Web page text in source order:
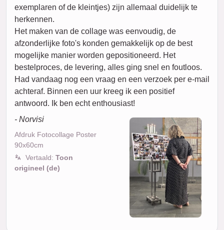
exemplaren of de kleintjes) zijn allemaal duidelijk te
herkennen.
Het maken van de collage was eenvoudig, de
afzonderlijke foto's konden gemakkelijk op de best
mogelijke manier worden gepositioneerd. Het
bestelproces, de levering, alles ging snel en foutloos.
Had vandaag nog een vraag en een verzoek per e-mail
achteraf. Binnen een uur kreeg ik een positief
antwoord. Ik ben echt enthousiast!
- Norvisi
Afdruk Fotocollage Poster
90x60cm
Vertaald: Toon
origineel (de)